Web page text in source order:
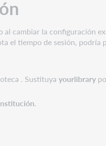
cambiar la configuración
el tiempo de sesión, podría
. Sustituyayourlibrary
.